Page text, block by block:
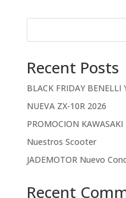
Recent Posts
BLACK FRIDAY BENELLI
NUEVA ZX-10R 2026
PROMOCION
Nuestros Scooter
JADEMOTOR Nuevo
Recent